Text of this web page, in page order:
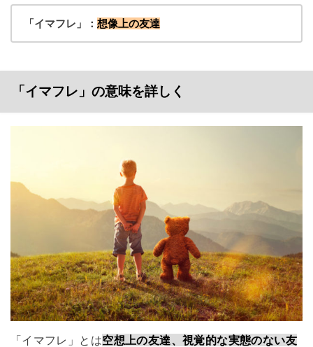
「イマフレ」： 想像上の友達
「イマフレ」の意味を詳しく
「イマフレ」とは空想上の友達、視覚的な実態のない友